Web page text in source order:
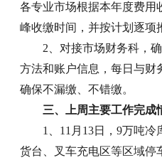
各专业市场根据本年度费用
峰收缴时间，并按计划逐项
2、对接市场财务科，
方法和账户信息，每日与财
确保不漏缴、不错缴。
三、上周主要工作完成
1、11月13日，9万吨冷
货台、叉车充电区等区域停